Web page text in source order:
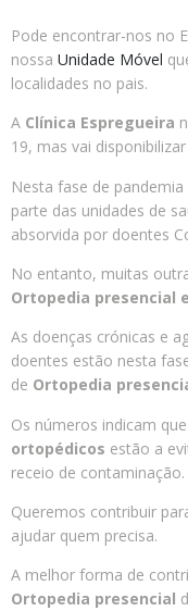
Pode encontrar-nos no
nossa Unidade Móvel
localidades no pais.
A Clínica Espregueira
19, mas vai
Nesta fase de
parte das unidades de
absorvida por doentes
No entanto, muitas
Ortopedia presencial
As doenças crónicas e
doentes estão nesta
de Ortopedia
Os números indicam
ortopédicos estão a
receio de contaminação.
Queremos contribuir
ajudar quem precisa.
A melhor forma de
Ortopedia presencial